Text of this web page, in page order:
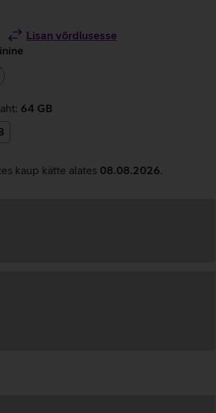
Lisan võrdlusesse
64 GB
kaup kätte alates 08.08.2026